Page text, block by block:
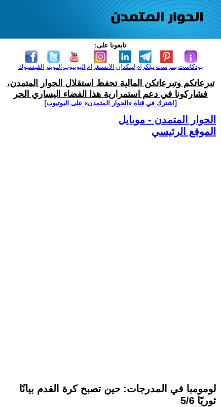
تابعونا على:
الفيسبوك التويتر اليوتيوب الانستغرام لينكدإن تيلكرامبنترست بودكاست
تبرعاتكم وتبرعاتكن المالية تحفظ استقلال الحوار المتمدن،
فشاركونا في دعم استمرارية هذا الفضاء اليساري الحر
[اشترك في قناة ‫«الحوار المتمدن» على اليوتيوب]
الحوار المتمدن - موبايل
الموقع الرئيسي
لومومبا في المدرجات: حين تصبح كرة القدم بيانًا
ثوريًا 5/6